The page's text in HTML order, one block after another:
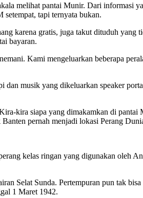
melihat pantai Munir. Dari informasi
tapi ternyata bukan.
karena gratis, juga takut dituduh
bayaran.
Kami mengeluarkan beberapa
musik yang dikeluarkan speaker
kira siapa yang dimakamkan di
pernah menjadi lokasi Perang
kelas ringan yang digunakan oleh
Selat Sunda. Pertempuran pun tak
1 Maret 1942.